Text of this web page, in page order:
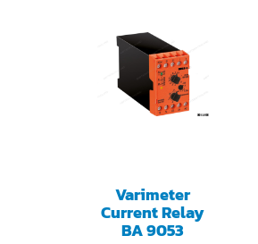
Varimeter
Current Relay
BA 9053